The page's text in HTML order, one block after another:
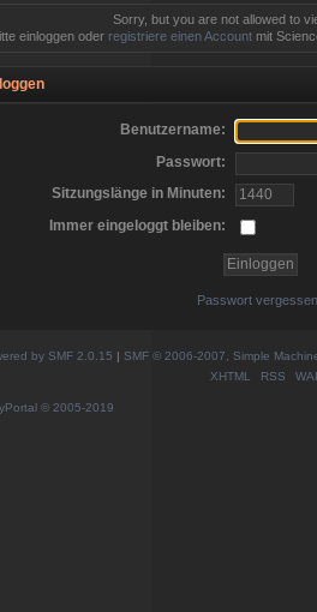
Sorry, but you are not allowed to
einloggen oder registriere einen Account mit
Benutzername:
Passwort:
Sitzungslänge in Minuten:
Immer eingeloggt bleiben:
Passwort
by SMF 2.0.15 | SMF © 2006-2007, Simple
XHTML
RSS
© 2005-2019